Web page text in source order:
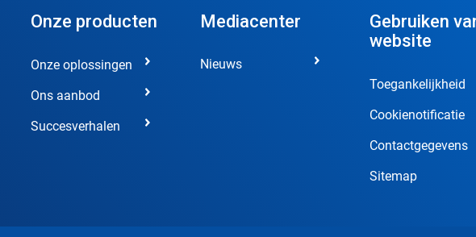
Onze producten
Onze oplossingen
Ons aanbod
Succesverhalen
Mediacenter
Nieuws
Gebruiken
website
Toegankelijkheid
Cookienotificatie
Contactgegevens
Sitemap